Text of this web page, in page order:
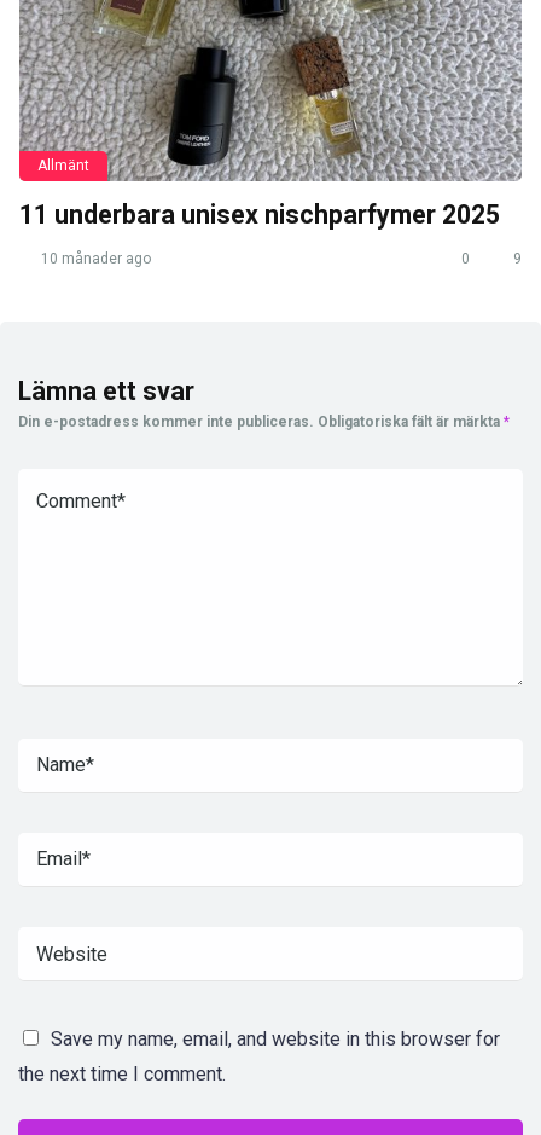
Allmänt
11 underbara unisex nischparfymer 2025
10 månader ago 0 9
Lämna ett svar
Din e-postadress kommer inte publiceras. Obligatoriska fält är märkta *
Save my name, email, and website in this browser for
the next time I comment.